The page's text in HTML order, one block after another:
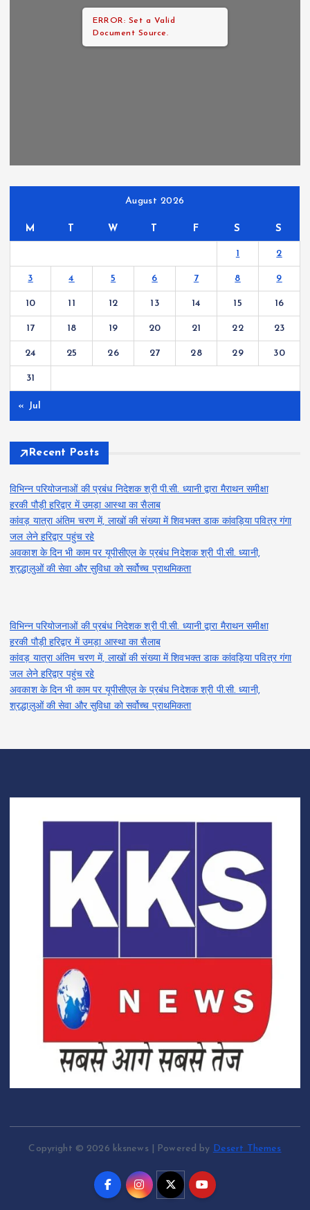
ERROR: Set a Valid
Document Source.
August 2026
M W F S S
1 2
3 4 5 6 7 8 9
10 11 12 13 14 15 16
17 18 19 20 21 22 23
24 25 26 27 28 29 30
31
« Jul
Recent Posts
विभिन्न परियोजनाओं की प्रबंध निदेशक श्री पी.सी. ध्यानी द्वारा मैराथन समीक्षा
हरकी पौड़ी हरिद्वार में उमड़ा आस्था का सैलाब
कांवड़ यात्रा अंतिम चरण में, लाखों की संख्या में शिवभक्त डाक कांवड़िया पवित्र गंगा
जल लेने हरिद्वार पहुंच रहे
अवकाश के दिन भी काम पर यूपीसीएल के प्रबंध निदेशक श्री पी.सी. ध्यानी,
श्रद्धालुओं की सेवा और सुविधा को सर्वोच्च प्राथमिकता
विभिन्न परियोजनाओं की प्रबंध निदेशक श्री पी.सी. ध्यानी द्वारा मैराथन समीक्षा
हरकी पौड़ी हरिद्वार में उमड़ा आस्था का सैलाब
कांवड़ यात्रा अंतिम चरण में, लाखों की संख्या में शिवभक्त डाक कांवड़िया पवित्र गंगा
जल लेने हरिद्वार पहुंच रहे
अवकाश के दिन भी काम पर यूपीसीएल के प्रबंध निदेशक श्री पी.सी. ध्यानी,
श्रद्धालुओं की सेवा और सुविधा को सर्वोच्च प्राथमिकता
Copyright © 2026 kksnews | Powered by Desert Themes